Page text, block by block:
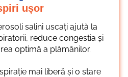
ușor
salini uscați ajută la
reduce congestia și
optimă a plămânilor.
mai liberă și o stare